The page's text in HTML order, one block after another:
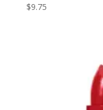
$9.75